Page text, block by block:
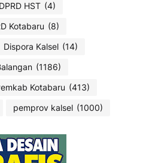
DPRD HST (4)
Kotabaru (8)
Dispora Kalsel (14)
(1186)
Kotabaru (413)
pemprov kalsel (1000)